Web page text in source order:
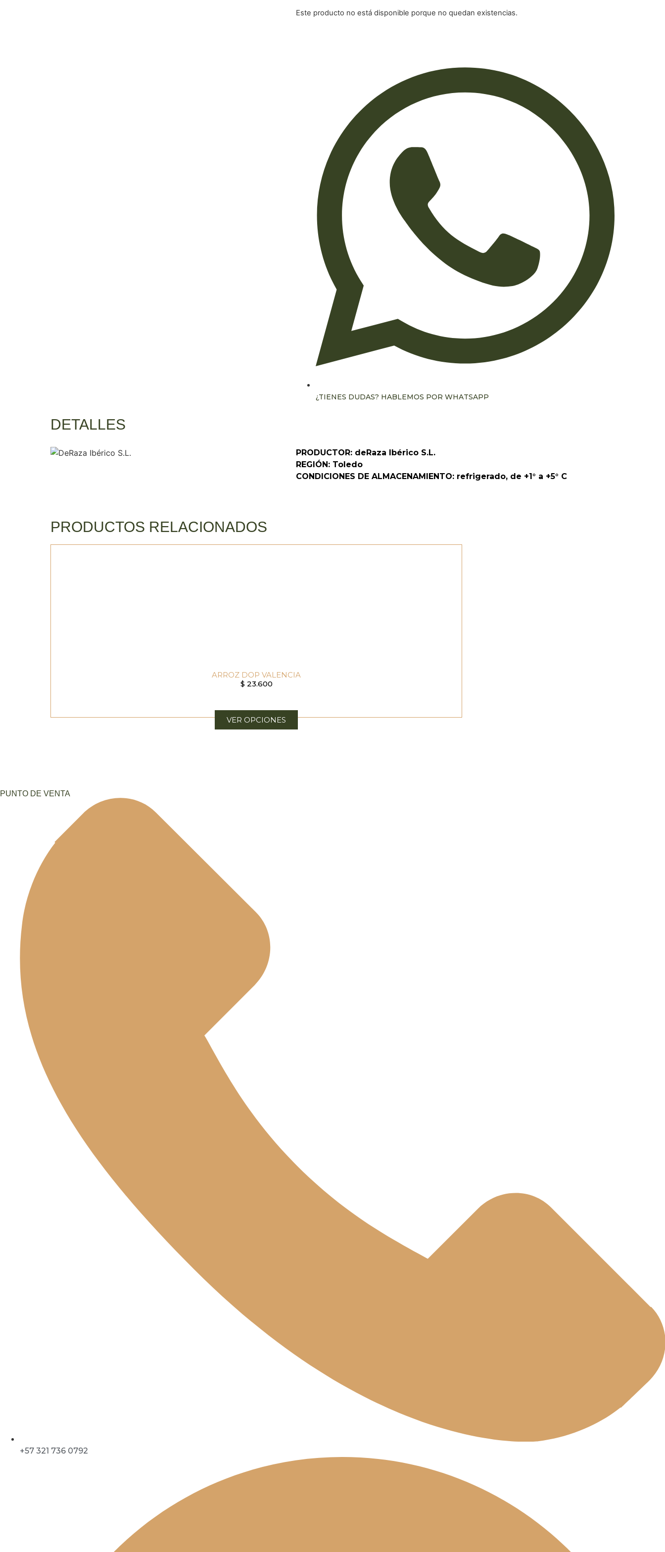
Este producto no está disponible porque no quedan existencias.
¿TIENES DUDAS? HABLEMOS POR WHATSAPP
DETALLES
PRODUCTOR: deRaza Ibérico S.L.
REGIÓN: Toledo
CONDICIONES DE ALMACENAMIENTO: refrigerado, de +1° a +5° C
PRODUCTOS RELACIONADOS
ARROZ DOP VALENCIA
$ 23.600
VER OPCIONES
PUNTO DE VENTA
+57 321 736 0792